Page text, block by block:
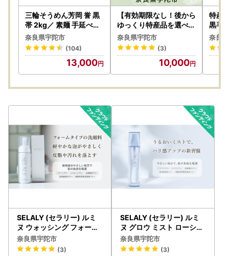
三輪そうめん芳岡 誉 黒
帯 2kg／ 素麺 手延べ麺
保存食 温かい 鍋の締め
化粧箱 お取り寄せ ギフ
ト 奈良県 宇陀市 ふるさ
奈良県宇陀市
(104)
13,000
【有効期限なし！後から
ゆっくり特産品を選べる
】奈良県宇陀市カタログ
ポイント
奈良県宇陀市
(3)
10,000
特産
黒毛
0g チ
るさ
気 バ
すめ
奈良
SELALY (セラリー) ルミ
ヌ ウォッシング フォーム
ふるさと納税 化粧品 スキ
ンケア 大和当帰 天然精油
奈良県宇陀市
(3)
SELALY (セラリー) ルミ
ヌ グロウ ミスト ローショ
ン／ 化粧水 スプレー ヒア
ルロン酸 大和当帰 天然精
奈良県宇陀市
(3)